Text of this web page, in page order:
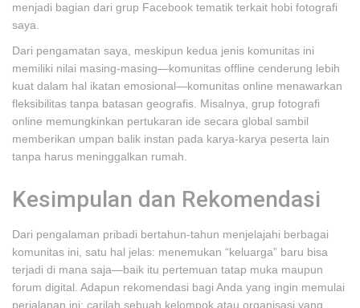
menjadi bagian dari grup Facebook tematik terkait hobi fotografi
saya.
Dari pengamatan saya, meskipun kedua jenis komunitas ini
memiliki nilai masing-masing—komunitas offline cenderung lebih
kuat dalam hal ikatan emosional—komunitas online menawarkan
fleksibilitas tanpa batasan geografis. Misalnya, grup fotografi
online memungkinkan pertukaran ide secara global sambil
memberikan umpan balik instan pada karya-karya peserta lain
tanpa harus meninggalkan rumah.
Kesimpulan dan Rekomendasi
Dari pengalaman pribadi bertahun-tahun menjelajahi berbagai
komunitas ini, satu hal jelas: menemukan “keluarga” baru bisa
terjadi di mana saja—baik itu pertemuan tatap muka maupun
forum digital. Adapun rekomendasi bagi Anda yang ingin memulai
perjalanan ini: carilah sebuah kelompok atau organisasi yang